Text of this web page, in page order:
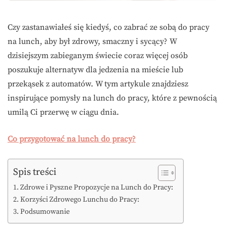
Czy zastanawiałeś się kiedyś, co zabrać ze sobą do pracy
na lunch, aby był zdrowy, smaczny i sycący? W
dzisiejszym zabieganym świecie coraz więcej osób
poszukuje alternatyw dla jedzenia na mieście lub
przekąsek z automatów. W tym artykule znajdziesz
inspirujące pomysły na lunch do pracy, które z pewnością
umilą Ci przerwę w ciągu dnia.
Co przygotować na lunch do pracy?
Spis treści
Zdrowe i Pyszne Propozycje na Lunch do Pracy:
Korzyści Zdrowego Lunchu do Pracy:
Podsumowanie